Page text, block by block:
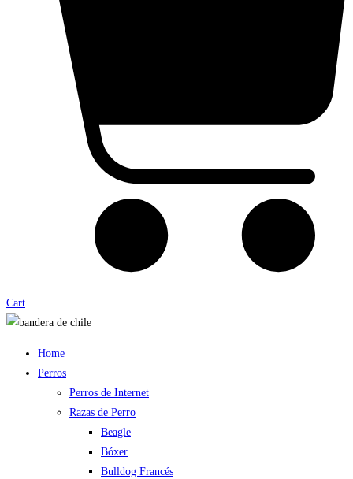
Cart
Home
Perros
Perros de Internet
Razas de Perro
Beagle
Bóxer
Bulldog Francés